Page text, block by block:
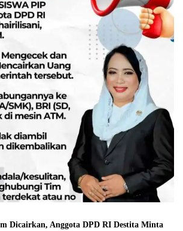
Dicairkan, Anggota DPD RI Destita Minta